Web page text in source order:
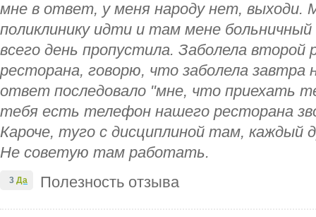
мне в ответ, у меня народу нет, выходи.
поликлинику идти и там мене
всего день пропустила. Заболела второй
ресторана, говорю, что заболела завтра
ответ последовало "мне, что приехать
тебя есть телефон нашего ресторана
Кароче, туго с дисциплиной там, каждый
Не советую там работать.
Полезность отзыва
3 Да